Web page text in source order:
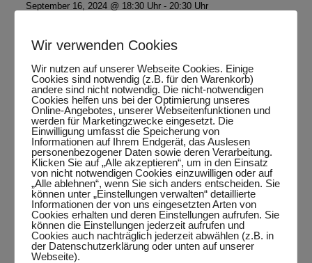
September 16, 2024 @ 18:30 Uhr- 20:30 Uhr
Zum Kalender hinzufügen
DETAILS
Datum:
September 16, 2024
Zeit:
18:30 Uhr - 20:30 Uhr
Wir verwenden Cookies
Wir nutzen auf unserer Webseite Cookies. Einige
Cookies sind notwendig (z.B. für den Warenkorb)
andere sind nicht notwendig. Die nicht-notwendigen
Cookies helfen uns bei der Optimierung unseres
Online-Angebotes, unserer Webseitenfunktionen und
werden für Marketingzwecke eingesetzt. Die
Einwilligung umfasst die Speicherung von
Informationen auf Ihrem Endgerät, das Auslesen
personenbezogener Daten sowie deren Verarbeitung.
Klicken Sie auf „Alle akzeptieren“, um in den Einsatz
von nicht notwendigen Cookies einzuwilligen oder auf
„Alle ablehnen“, wenn Sie sich anders entscheiden. Sie
können unter „Einstellungen verwalten“ detaillierte
Informationen der von uns eingesetzten Arten von
Cookies erhalten und deren Einstellungen aufrufen. Sie
können die Einstellungen jederzeit aufrufen und
Cookies auch nachträglich jederzeit abwählen (z.B. in
der Datenschutzerklärung oder unten auf unserer
Webseite).